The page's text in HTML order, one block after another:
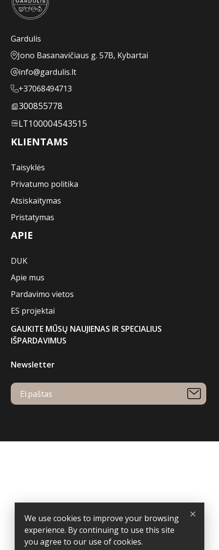
✕
We use cookies to improve your browsing
experience. By continuing to use this site
you agree to our use of cookies.
Gardulis
Jono Basanavičiaus g. 57B, Kybartai
info@gardulis.lt
+37068494713
300855778
LT100004543515
KLIENTAMS
Taisyklės
Privatumo politika
Atsiskaitymas
Pristatymas
APIE
DUK
Apie mus
Pardavimo vietos
ES projektai
GAUKITE MŪSŲ NAUJIENAS IR SPECIALIUS
IŠPARDAVIMUS
Newsletter
Gardulis
Specialūs pasiūlymai verslo dovanoms – išskirtinei Jūsų
partnerystei.
Jono Basanavičiaus g. 57B, Kybartai